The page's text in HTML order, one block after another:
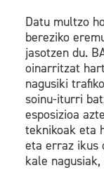
Datu multzo
bereziko
jasotzen du.
oinarritzat
nagusiki
soinu-iturri
esposizioa
teknikoak eta
eta erraz ikus
kale